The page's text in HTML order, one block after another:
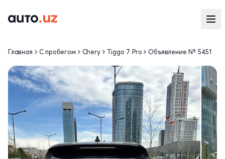
Главная С пробегом Chery Tiggo 7 Pro Объявление № 5451